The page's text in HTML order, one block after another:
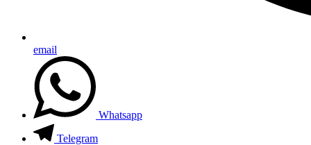
email
Whatsapp
Telegram